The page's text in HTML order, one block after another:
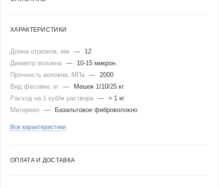
ХАРАКТЕРИСТИКИ
Длина отрезков, мм —
12
Диаметр волокна —
10-15 микрон.
Прочность волокна, МПа — 2000
Вид фасовки, кг —
Мешок 1/10/25 кг
Расход на 1 куб/м раствора — ≈ 1 кг
Материал
— Базальтовое фиброволокно
Все характеристики
ОПЛАТА И ДОСТАВКА